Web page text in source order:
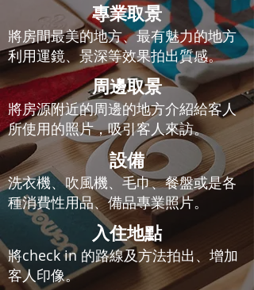
設備
洗衣機、吹風機、毛巾、餐盤或是各
種消費性用品、備品專業照片。
專業取景
將房間最美的地方、最有魅力的地方
利用運鏡、景深等效果拍出質感。
周邊取景
將房源附近的周邊的地方介紹給客人
所使用的照片，吸引客人來訪。
入住地點
將check in 的路線及方法拍出、增加
客人印像。